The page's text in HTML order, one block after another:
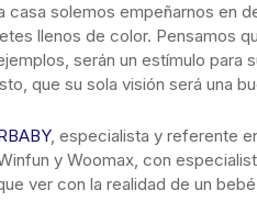
casa solemos empeñarnos en
llenos de color. Pensamos
serán un estímulo para
que su sola visión será una
, especialista y referente
y Woomax, con
ver con la realidad de un